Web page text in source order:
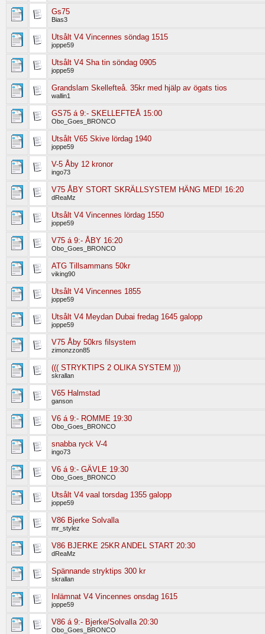
Gs75
Bias3
Utsålt V4 Vincennes söndag 1515
joppe59
Utsålt V4 Sha tin söndag 0905
joppe59
Grandslam Skellefteå. 35kr med hjälp av ögats tios
wallin1
GS75 á 9:- SKELLEFTEÅ 15:00
Obo_Goes_BRONCO
Utsålt V65 Skive lördag 1940
joppe59
V-5 Åby 12 kronor
ingo73
V75 ÅBY STORT SKRÄLLSYSTEM HÄNG MED! 16:20
dReaMz
Utsålt V4 Vincennes lördag 1550
joppe59
V75 á 9:- ÅBY 16:20
Obo_Goes_BRONCO
ATG Tillsammans 50kr
viking90
Utsålt V4 Vincennes 1855
joppe59
Utsålt V4 Meydan Dubai fredag 1645 galopp
joppe59
V75 Åby 50krs filsystem
zimonzzon85
((( STRYKTIPS 2 OLIKA SYSTEM )))
skrallan
V65 Halmstad
ganson
V6 á 9:- ROMME 19:30
Obo_Goes_BRONCO
snabba ryck V-4
ingo73
V6 á 9:- GÄVLE 19:30
Obo_Goes_BRONCO
Utsålt V4 vaal torsdag 1355 galopp
joppe59
V86 Bjerke Solvalla
mr_stylez
V86 BJERKE 25KR ANDEL START 20:30
dReaMz
Spännande stryktips 300 kr
skrallan
Inlämnat V4 Vincennes onsdag 1615
joppe59
V86 á 9:- Bjerke/Solvalla 20:30
Obo_Goes_BRONCO